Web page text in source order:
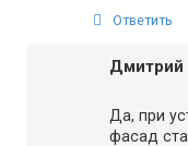
Ответить
Дмитрий
Да, при
фасад